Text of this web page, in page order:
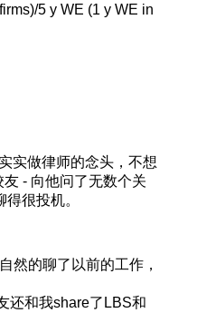
5 y WE (1 y WE in
实做律师的念头，不想
- 向他问了无数个关
很投机。
然的聊了以前的工作，
还和我share了LBS和